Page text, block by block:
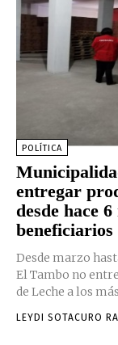
POLÍTICA
entregar
desde hace
beneficiarios
Desde marzo
El Tambo no
de Leche a los
LEYDI SOTACURO